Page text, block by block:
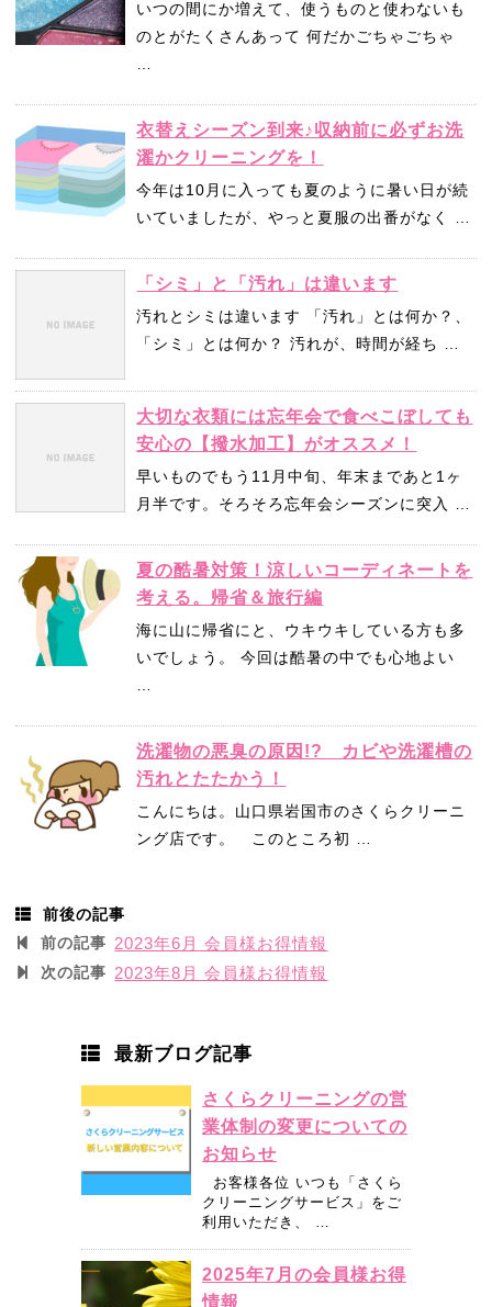
いつの間にか増えて、使うものと使わないも
のとがたくさんあって 何だかごちゃごちゃ
衣替えシーズン到来♪収納前に必ずお洗
濯かクリーニングを！
今年は10月に入っても夏のように暑い日が続
いていましたが、やっと夏服の出番がなく …
「シミ」と「汚れ」は違います
汚れとシミは違います 「汚れ」とは何か？、
「シミ」とは何か？ 汚れが、時間が経ち …
大切な衣類には忘年会で食べこぼしても
安心の【撥水加工】がオススメ！
早いものでもう11月中旬、年末まであと1ヶ
月半です。そろそろ忘年会シーズンに突入 …
夏の酷暑対策！涼しいコーディネートを
考える。帰省＆旅行編
海に山に帰省にと、ウキウキしている方も多
いでしょう。 今回は酷暑の中でも心地よい
洗濯物の悪臭の原因!? カビや洗濯槽の
汚れとたたかう！
こんにちは。山口県岩国市のさくらクリーニ
ング店です。 このところ初 …
前後の記事
前の記事 2023年6月 会員様お得情報
次の記事 2023年8月 会員様お得情報
最新ブログ記事
さくらクリーニングの営
業体制の変更についての
お知らせ
お客様各位 いつも「さくら
クリーニングサービス」をご
利用いただき、 …
2025年7月の会員様お得
情報